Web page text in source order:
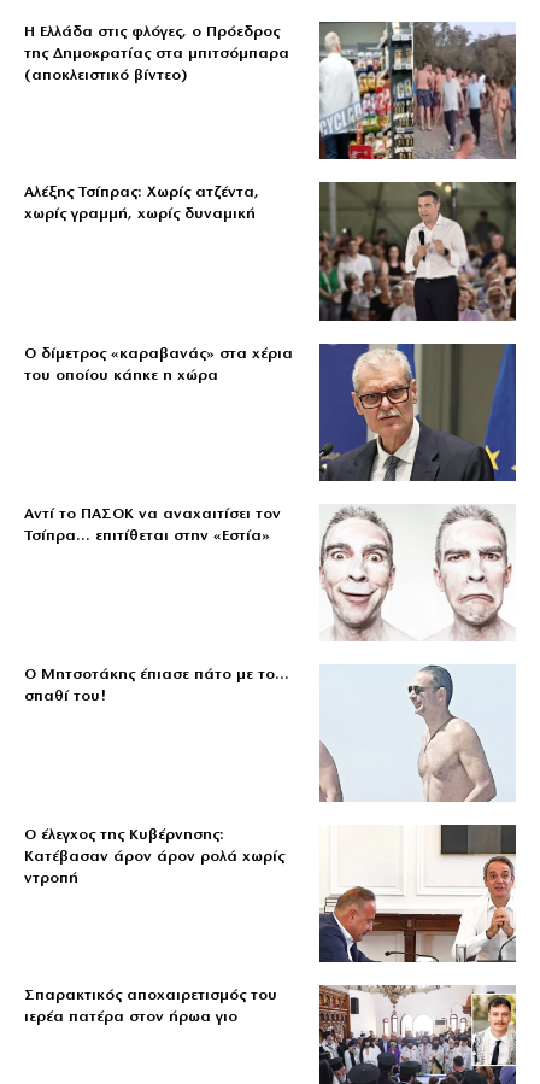
Η Ελλάδα στις φλόγες, ο Πρόεδρος
της Δημοκρατίας στα μπιτσόμπαρα
(αποκλειστικό βίντεο)
Αλέξης Τσίπρας: Χωρίς ατζέντα,
χωρίς γραμμή, χωρίς δυναμική
Ο δίμετρος «καραβανάς» στα χέρια
του οποίου κάηκε η χώρα
Αντί το ΠΑΣΟΚ να αναχαιτίσει τον
Τσίπρα… επιτίθεται στην «Εστία»
Ο Μητσοτάκης έπιασε πάτο με το…
σπαθί του!
Ο έλεγχος της Κυβέρνησης:
Κατέβασαν άρον άρον ρολά χωρίς
ντροπή
Σπαρακτικός αποχαιρετισμός του
ιερέα πατέρα στον ήρωα γιο